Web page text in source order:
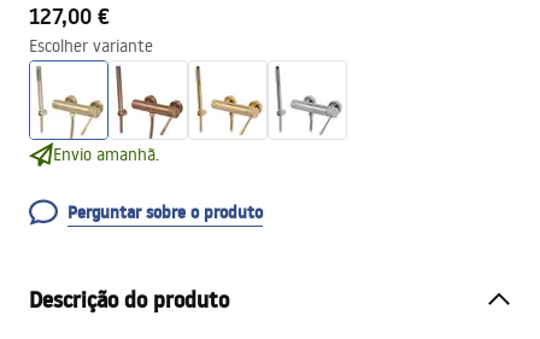
127,00 €
Escolher variante
Envio amanhã.
Perguntar sobre o produto
Descrição do produto